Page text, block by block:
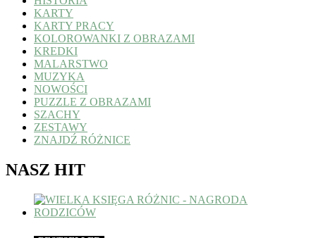
KARTY
KARTY PRACY
KOLOROWANKI Z OBRAZAMI
KREDKI
MALARSTWO
MUZYKA
NOWOŚCI
PUZZLE Z OBRAZAMI
SZACHY
ZESTAWY
ZNAJDŹ RÓŻNICE
NASZ HIT